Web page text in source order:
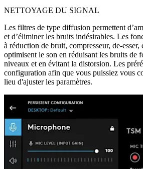
NETTOYAGE DU SIGNAL
Les filtres de type diffusion permettent
et d’éliminer les bruits indésirables. Les
à réduction de bruit, compresseur, de-
optimisent le son en réduisant les bruits de
niveaux et en évitant la distorsion. Les
configuration afin que vous puissiez vous
lieu d'ajuster les paramètres.